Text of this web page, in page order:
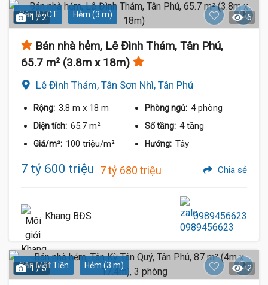
Sàn BTCT Hẻm (3 m)
1 / 2 6
Bán nhà hẻm, Lê Đình Thám, Tân Phú,
65.7 m² (3.8m x 18m)
Lê Đình Thám, Tân Sơn Nhì, Tân Phú
Rộng: 3.8 m x 18 m Phòng ngủ: 4 phòng
Diện tích: 65.7 m² Số tầng: 4 tầng
Giá/m²: 100 triệu/m² Hướng: Tây
7 tỷ 600 triệu 7 tỷ 680 triệu Chia sẻ
Khang BĐS 0989456623
Gần Mặt Tiền Hẻm (3 m)
1 / 5 2